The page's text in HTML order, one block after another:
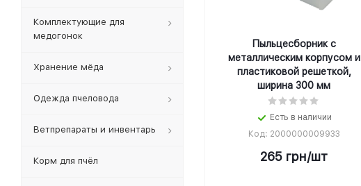
Пыльцесборник с
металлическим корпусом и
пластиковой решеткой,
ширина 300 мм
Есть в наличии
Код: 2000000009933
265 грн/шт
Комплектующие для
медогонок
Хранение мёда
Одежда пчеловода
Ветпрепараты и инвентарь
Корм для пчёл